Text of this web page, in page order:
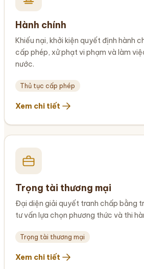
Hành chính
Khiếu nại, khởi kiện quyết định hành
cấp phép, xử phạt vi phạm và làm
nước.
Thủ tục cấp phép
Xem chi tiết
Trọng tài thương mại
Đại diện giải quyết tranh chấp bằng
tư vấn lựa chọn phương thức và thi
Trọng tài thương mại
Xem chi tiết